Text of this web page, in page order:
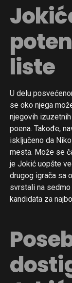
liste
U delu
se oko njega
njegovih
poena. Takođe,
isključeno da
mesta. Može se
je Jokić uopšte
drugog igrača sa
svrstali na
kandidata za